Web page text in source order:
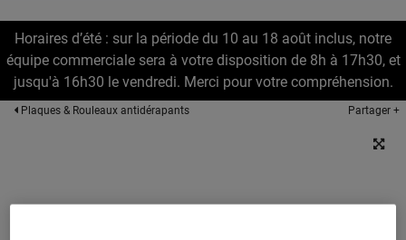
Horaires d’été : sur la période du 10 au 18 août inclus, notre
équipe commerciale sera à votre disposition de 8h à 17h30, et
jusqu'à 16h30 le vendredi. Merci pour votre compréhension.
Plaques & Rouleaux antidérapants Partager +